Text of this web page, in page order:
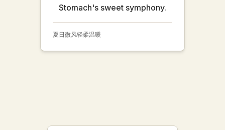
Stomach's sweet symphony.
夏日微风轻柔温暖